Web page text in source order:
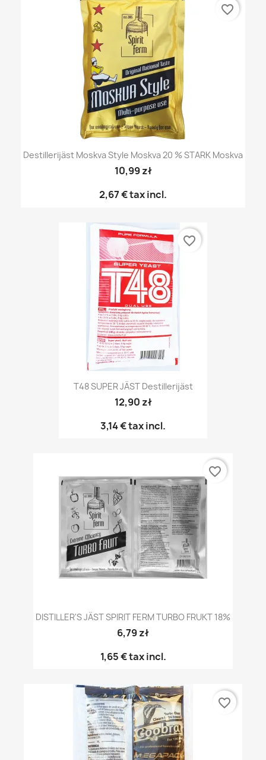
Destillerijäst Moskva Style Moskva 20 % STARK Moskva
10,99 zł
2,67 €tax incl.
favorite_border
T48 SUPER JÄST Destillerijäst
12,90 zł
3,14 €tax incl.
favorite_border
DISTILLER'S JÄST SPIRIT FERM TURBO FRUKT 18%
6,79 zł
1,65 €tax incl.
favorite_border
favorite_border